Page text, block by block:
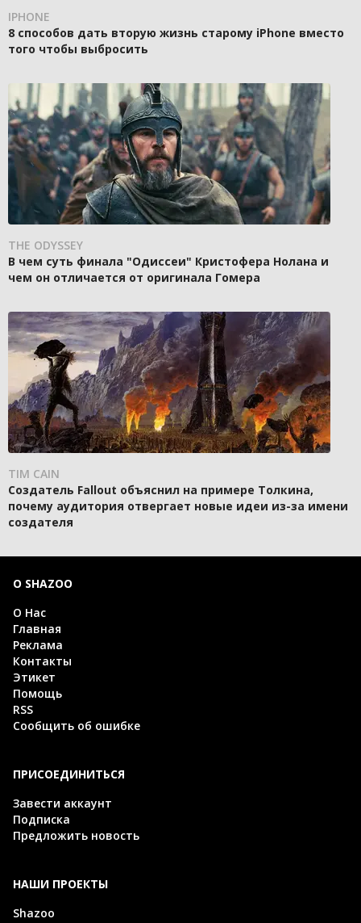
IPHONE
8 способов дать вторую жизнь старому iPhone вместо
того чтобы выбросить
THE ODYSSEY
В чем суть финала "Одиссеи" Кристофера Нолана и
чем он отличается от оригинала Гомера
TIM CAIN
Создатель Fallout объяснил на примере Толкина,
почему аудитория отвергает новые идеи из-за имени
создателя
О SHAZOO
О Нас
Главная
Реклама
Контакты
Этикет
Помощь
RSS
Сообщить об ошибке
ПРИСОЕДИНИТЬСЯ
Завести аккаунт
Подписка
Предложить новость
НАШИ ПРОЕКТЫ
Shazoo